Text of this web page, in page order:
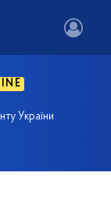
України